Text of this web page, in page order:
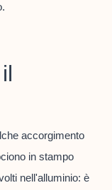
accorgimento
in stampo
nell'alluminio: è